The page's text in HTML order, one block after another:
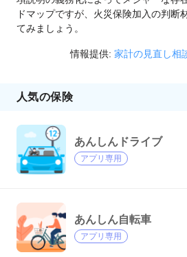
ドマップですが、火災保険加入の判断
てみましょう。
情報提供: 家計の見直し相
人気の保険
あんしんドライブ
アプリ専用
あんしん自転車
アプリ専用